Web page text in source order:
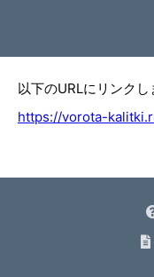
以下のURLにリンク
https://vorota-